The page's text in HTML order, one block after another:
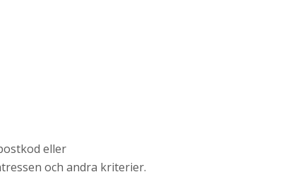
eller
och andra kriterier.